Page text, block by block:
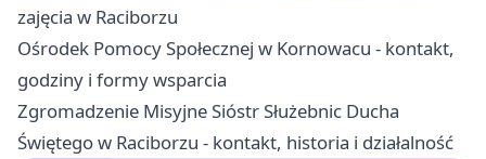
zajęcia w Raciborzu
Ośrodek Pomocy Społecznej w Kornowacu - kontakt,
godziny i formy wsparcia
Zgromadzenie Misyjne Sióstr Służebnic Ducha
Świętego w Raciborzu - kontakt, historia i działalność